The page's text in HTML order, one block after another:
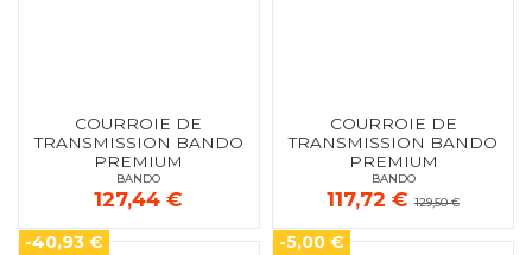
COURROIE DE
TRANSMISSION BANDO
PREMIUM
BANDO
127,44 €
COURROIE DE
TRANSMISSION BANDO
PREMIUM
BANDO
117,72 €129,50 €
-40,93 € -5,00 €